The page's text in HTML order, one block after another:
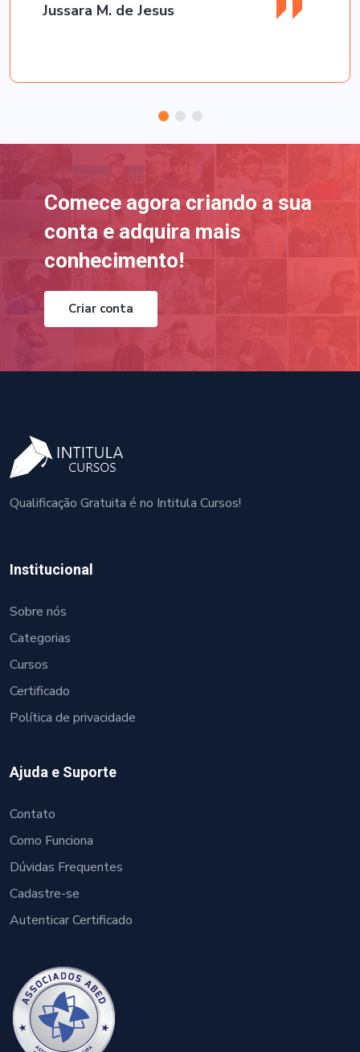
Jussara M. de Jesus
Comece agora criando a sua
conta e adquira mais
conhecimento!
Criar conta
Qualificação Gratuita é no Intitula Cursos!
Institucional
Sobre nós
Categorias
Cursos
Certificado
Política de privacidade
Ajuda e Suporte
Contato
Como Funciona
Dúvidas Frequentes
Cadastre-se
Autenticar Certificado